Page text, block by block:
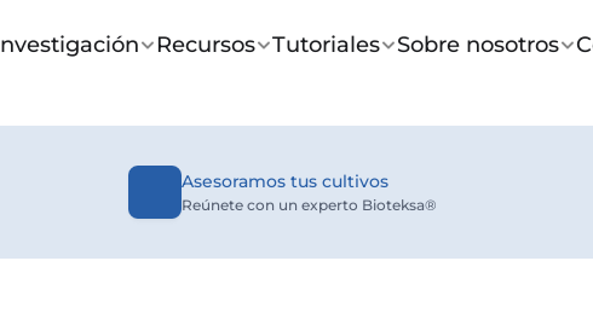
Recursos Tutoriales Sobre nosotros
Asesoramos tus cultivos
Reúnete con un experto Bioteksa®